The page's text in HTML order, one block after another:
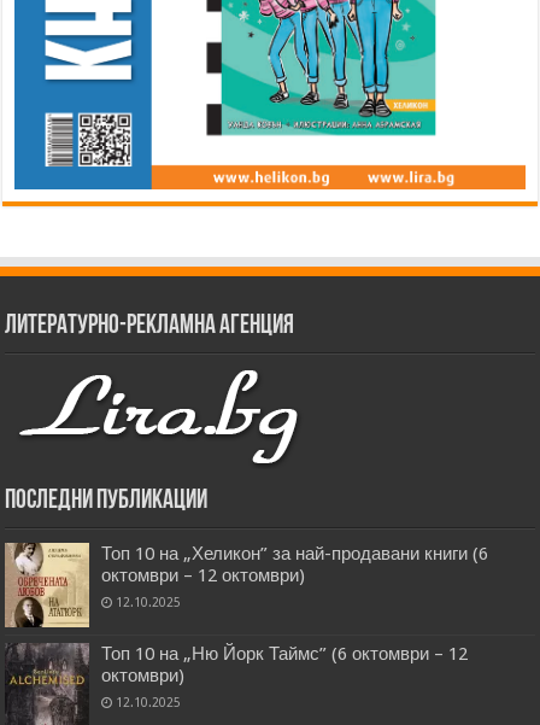
Литературно-рекламна агенция
Последни публикации
Топ 10 на „Хеликон” за най-продавани книги (6
октомври – 12 октомври)
12.10.2025
Топ 10 на „Ню Йорк Таймс” (6 октомври – 12
октомври)
12.10.2025